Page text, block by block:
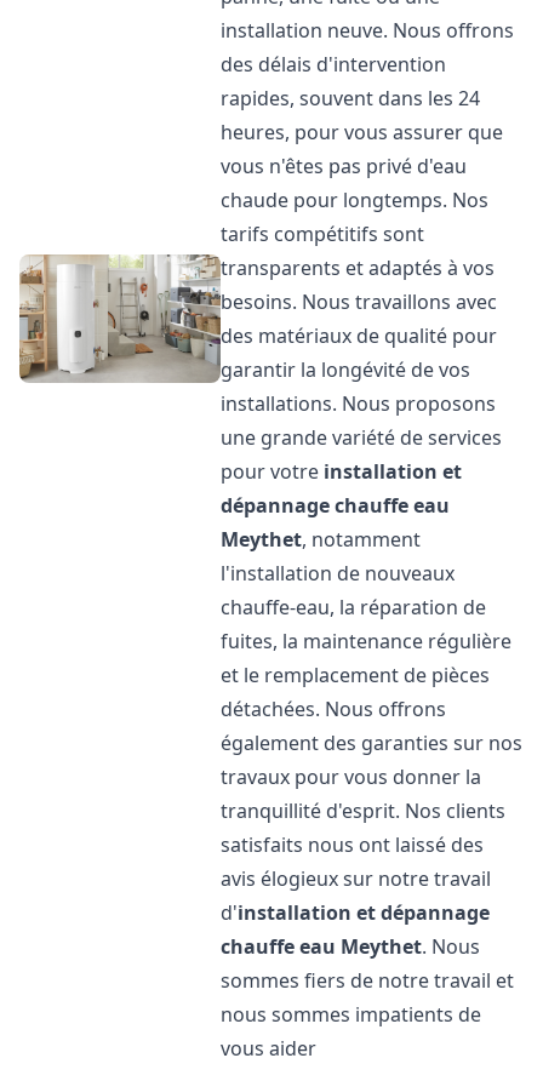
installation neuve. Nous offrons
des délais d'intervention
rapides, souvent dans les 24
heures, pour vous assurer que
vous n'êtes pas privé d'eau
chaude pour longtemps. Nos
tarifs compétitifs sont
transparents et adaptés à vos
besoins. Nous travaillons avec
des matériaux de qualité pour
garantir la longévité de vos
installations. Nous proposons
une grande variété de services
pour votre installation et
dépannage chauffe eau
Meythet, notamment
l'installation de nouveaux
chauffe-eau, la réparation de
fuites, la maintenance régulière
et le remplacement de pièces
détachées. Nous offrons
également des garanties sur nos
travaux pour vous donner la
tranquillité d'esprit. Nos clients
satisfaits nous ont laissé des
avis élogieux sur notre travail
d'installation et dépannage
chauffe eau Meythet. Nous
sommes fiers de notre travail et
nous sommes impatients de
vous aider